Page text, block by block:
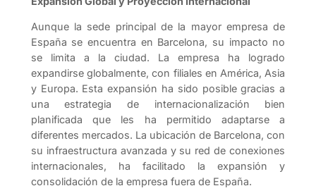
Aunque la sede principal de la mayor empresa de
España se encuentra en Barcelona, su impacto no
se limita a la ciudad. La empresa ha logrado
expandirse globalmente, con filiales en América, Asia
y Europa. Esta expansión ha sido posible gracias a
una estrategia de internacionalización bien
planificada que les ha permitido adaptarse a
diferentes mercados. La ubicación de Barcelona, con
su infraestructura avanzada y su red de conexiones
internacionales, ha facilitado la expansión y
consolidación de la empresa fuera de España.